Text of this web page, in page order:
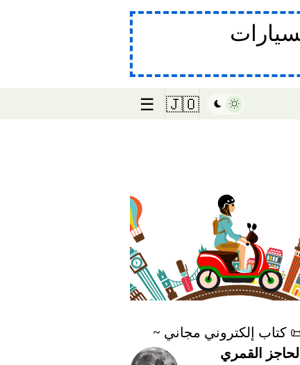
🇯🇴
☰
كتاب إلكتروني مجاني ~
القمري